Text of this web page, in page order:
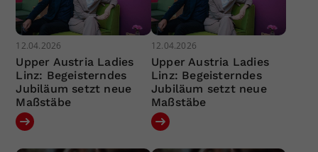
12.04.2026
Upper Austria Ladies
Linz: Begeisterndes
Jubiläum setzt neue
Maßstäbe
12.04.2026
Upper Austria Ladies
Linz: Begeisterndes
Jubiläum setzt neue
Maßstäbe